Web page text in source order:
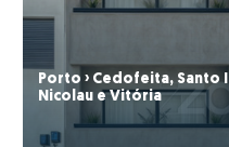
Porto › Cedofeita, Santo
Nicolau e Vitória